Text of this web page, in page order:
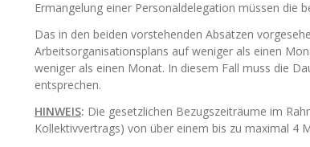
Ermangelung einer Personaldelegation müssen die
Das in den beiden vorstehenden Absätzen
Arbeitsorganisationsplans auf weniger als einen
weniger als einen Monat. In diesem Fall muss die
entsprechen.
HINWEIS: Die gesetzlichen Bezugszeiträume im
Kollektivvertrags) von über einem bis zu maximal 4